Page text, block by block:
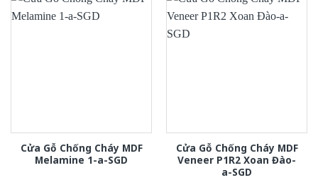
Cửa Gỗ Chống Cháy MDF
Melamine 1-a-SGD
Cửa Gỗ Chống Cháy MDF
Veneer P1R2 Xoan Đào-
a-SGD